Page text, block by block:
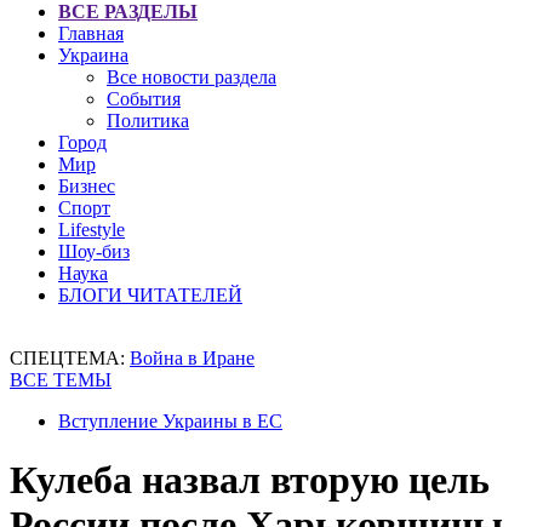
ВСЕ РАЗДЕЛЫ
Главная
Украина
Все новости раздела
События
Политика
Город
Мир
Бизнес
Спорт
Lifestyle
Шоу-биз
Наука
БЛОГИ ЧИТАТЕЛЕЙ
СПЕЦТЕМА: Война в Иране
ВСЕ ТЕМЫ
Вступление Украины в ЕС
Кулеба назвал вторую цель